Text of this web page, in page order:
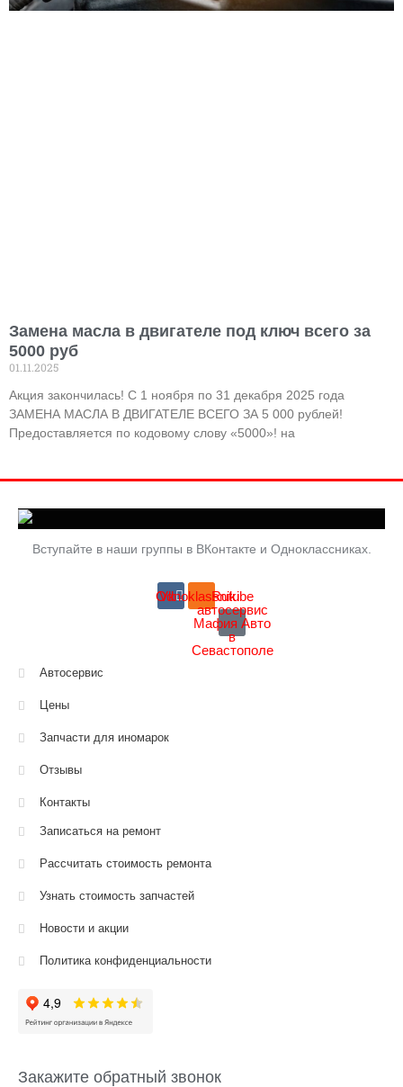
Замена масла в двигателе под ключ всего за
5000 руб
01.11.2025
Акция закончилась! С 1 ноября по 31 декабря 2025 года
ЗАМЕНА МАСЛА В ДВИГАТЕЛЕ ВСЕГО ЗА 5 000 рублей!
Предоставляется по кодовому слову «5000»! на
Вступайте в наши группы в ВКонтакте и Одноклассниках.
Vk
Odnoklassniki
Rutube
автосервис
Мафия Авто
в
Севастополе
Автосервис
Цены
Запчасти для иномарок
Отзывы
Контакты
Записаться на ремонт
Рассчитать стоимость ремонта
Узнать стоимость запчастей
Новости и акции
Политика конфиденциальности
Закажите обратный звонок